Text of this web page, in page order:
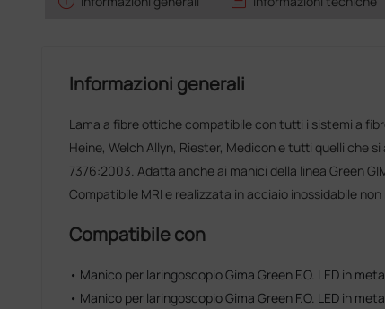
Informazioni generali
Lama a fibre ottiche compatibile con tutti i sistemi a
Heine, Welch Allyn, Riester, Medicon e tutti quelli che
7376:2003. Adatta anche ai manici della linea Green
Compatibile MRI e realizzata in acciaio inossidabile
Compatibile con
• Manico per laringoscopio Gima Green F.O. LED in
• Manico per laringoscopio Gima Green F.O. LED in